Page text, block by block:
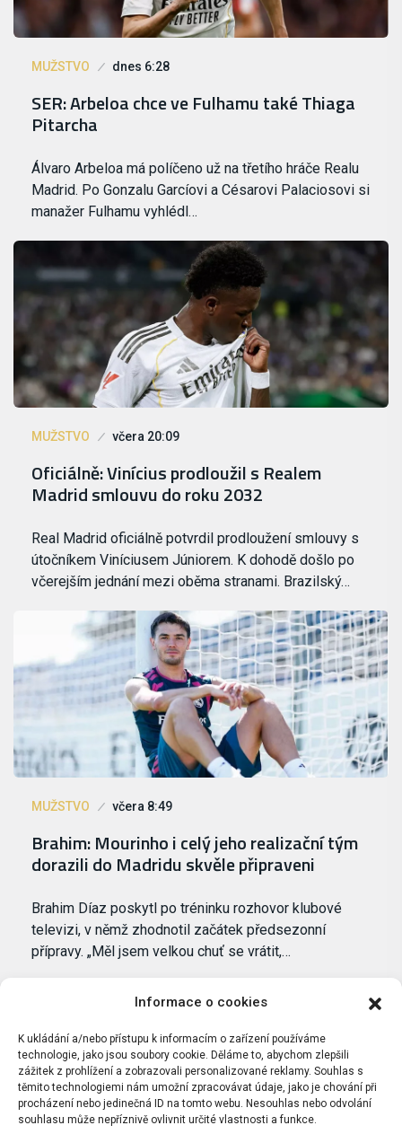
Informace o cookies
K ukládání a/nebo přístupu k informacím o zařízení používáme
technologie, jako jsou soubory cookie. Děláme to, abychom zlepšili
zážitek z prohlížení a zobrazovali personalizované reklamy. Souhlas s
těmito technologiemi nám umožní zpracovávat údaje, jako je chování při
procházení nebo jedinečná ID na tomto webu. Nesouhlas nebo odvolání
souhlasu může nepříznivě ovlivnit určité vlastnosti a funkce.
MUŽSTVO dnes 6:28
SER: Arbeloa chce ve Fulhamu také Thiaga
Pitarcha
Álvaro Arbeloa má políčeno už na třetího hráče Realu
Madrid. Po Gonzalu Garcíovi a Césarovi Palaciosovi si
manažer Fulhamu vyhlédl…
MUŽSTVO včera 20:09
Oficiálně: Vinícius prodloužil s Realem
Madrid smlouvu do roku 2032
Real Madrid oficiálně potvrdil prodloužení smlouvy s
útočníkem Viníciusem Júniorem. K dohodě došlo po
včerejším jednání mezi oběma stranami. Brazilský…
MUŽSTVO včera 8:49
Brahim: Mourinho i celý jeho realizační tým
dorazili do Madridu skvěle připraveni
Brahim Díaz poskytl po tréninku rozhovor klubové
televizi, v němž zhodnotil začátek předsezonní
přípravy. „Měl jsem velkou chuť se vrátit,…